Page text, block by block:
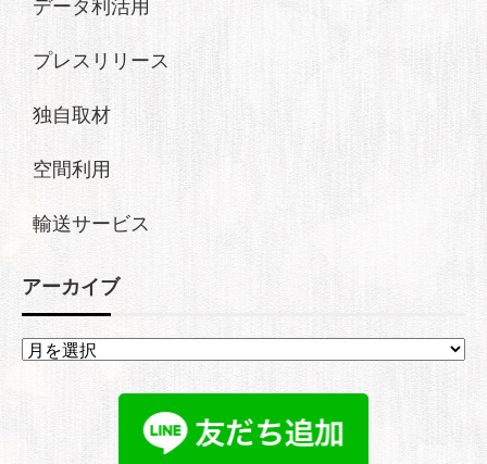
データ利活用
プレスリリース
独自取材
空間利用
輸送サービス
アーカイブ
ア
ー